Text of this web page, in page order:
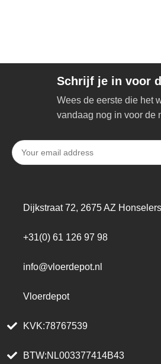
Schrijf je in voor
Wees de eerste die het
vandaag nog in voor de
Dijkstraat 72, 2675 AZ
+31(0) 61 126 97 98
info@vloerdepot.nl
Vloerdepot
KVK:78767539
BTW:NL003377414B43